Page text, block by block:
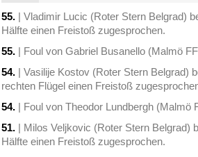
55. | Vladimir Lucic (Roter Stern Belgrad)
Hälfte einen Freistoß zugesprochen.
55. | Foul von Gabriel Busanello (Malmö
54. | Vasilije Kostov (Roter Stern Belgrad)
rechten Flügel einen Freistoß
54. | Foul von Theodor Lundbergh (Malmö
51. | Milos Veljkovic (Roter Stern Belgrad)
Hälfte einen Freistoß zugesprochen.